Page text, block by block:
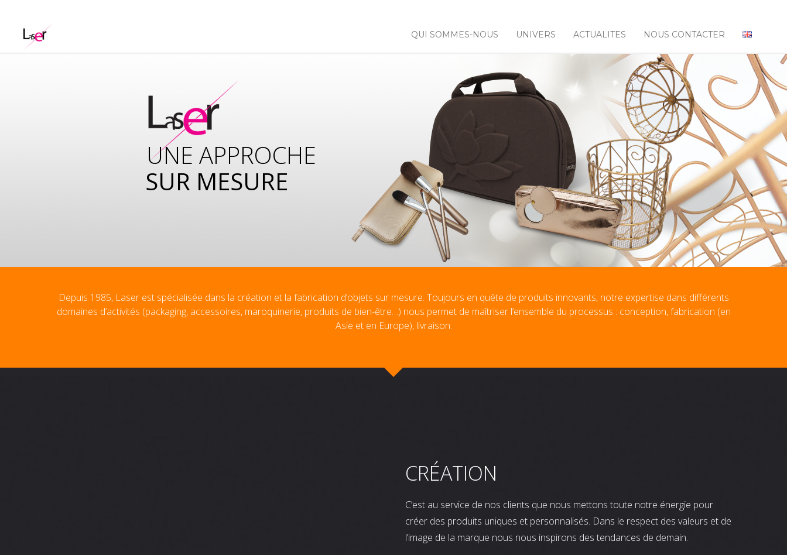
QUI SOMMES-NOUS UNIVERS ACTUALITES NOUS CONTACTER
SUR MESURE
UNE APPROCHE
Depuis 1985, Laser est spécialisée dans la création et la fabrication d’objets sur mesure. Toujours en quête de produits innovants, notre expertise dans différents
domaines d’activités (packaging, accessoires, maroquinerie, produits de bien-être…) nous permet de maîtriser l’ensemble du processus : conception, fabrication (en
Asie et en Europe), livraison.
CRÉATION
C’est au service de nos clients que nous mettons toute notre énergie pour
créer des produits uniques et personnalisés. Dans le respect des valeurs et de
l’image de la marque nous nous inspirons des tendances de demain.